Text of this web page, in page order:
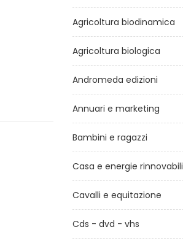
Agricoltura biodinamica
Agricoltura biologica
Andromeda edizioni
Annuari e marketing
Bambini e ragazzi
Casa e energie rinnovabili
Cavalli e equitazione
Cds - dvd - vhs